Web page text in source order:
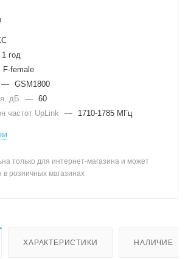
1 год
F-female
— GSM1800
дБ
— 60
частот UpLink
— 1710-1785 МГц
только для интернет-магазина и может
в розничных магазинах
ХАРАКТЕРИСТИКИ НАЛИЧИЕ